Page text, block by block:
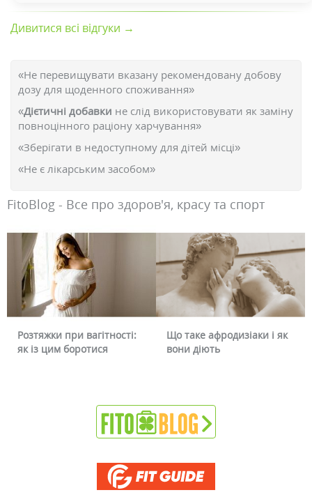
Дивитися всі відгуки →
«Не перевищувати вказану рекомендовану добову
дозу для щоденного споживання»
«Дієтичні добавки не слід використовувати як заміну
повноцінного раціону харчування»
«Зберігати в недоступному для дітей місці»
«Не є лікарським засобом»
FitoBlog - Все про здоров'я, красу та спорт
Що таке афродизіаки і як
вони діють
Чому червоніє обличчя і
чи можна це прибрати